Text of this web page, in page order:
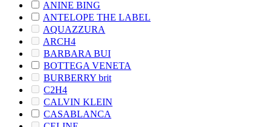
ANINE BING
ANTELOPE THE LABEL
AQUAZZURA
ARCH4
BARBARA BUI
BOTTEGA VENETA
BURBERRY brit
C2H4
CALVIN KLEIN
CASABLANCA